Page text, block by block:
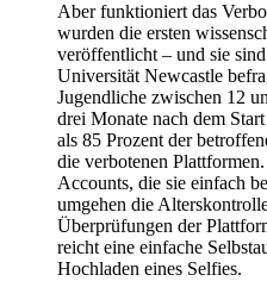
Aber funktioniert das
wurden die ersten
veröffentlicht – und sie
Universität Newcastle
Jugendliche zwischen 12
drei Monate nach dem
als 85 Prozent der
die verbotenen
Accounts, die sie einfach
umgehen die
Überprüfungen der
reicht eine einfache
Hochladen eines Selfies.